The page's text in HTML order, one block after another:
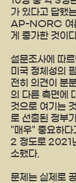
가 있다고 답했
AP-NORC 여
게 증가한 것이
설문조사에 따
미국 정체성의
전히 의견이 분
의 다른 측면에
것으로 여기는
로 선출된 정부
"매우" 중요하다
2 정도로 2021
소했다.
문제는 실제로